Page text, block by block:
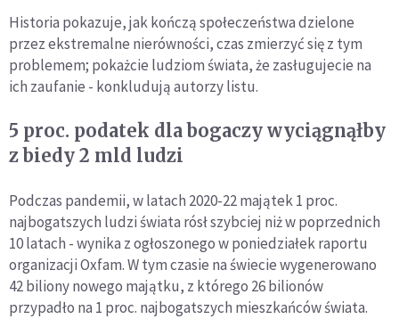
Historia pokazuje, jak kończą społeczeństwa dzielone
przez ekstremalne nierówności, czas zmierzyć się z tym
problemem; pokażcie ludziom świata, że zasługujecie na
ich zaufanie - konkludują autorzy listu.
5 proc. podatek dla bogaczy wyciągnąłby
z biedy 2 mld ludzi
Podczas pandemii, w latach 2020-22 majątek 1 proc.
najbogatszych ludzi świata rósł szybciej niż w poprzednich
10 latach - wynika z ogłoszonego w poniedziałek raportu
organizacji Oxfam. W tym czasie na świecie wygenerowano
42 biliony nowego majątku, z którego 26 bilionów
przypadło na 1 proc. najbogatszych mieszkańców świata.